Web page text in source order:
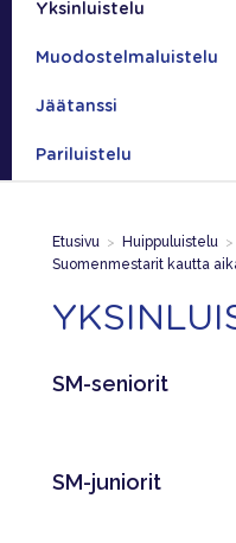
Yksinluistelu
Muodostelmaluistelu
Jäätanssi
Pariluistelu
Etusivu > Huippuluistelu >
Suomenmestarit kautta
SM-seniorit
SM-juniorit